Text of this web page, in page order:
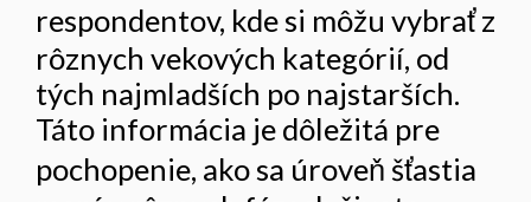
respondentov, kde si môžu vybrať z
rôznych vekových kategórií, od
tých najmladších po najstarších.
Táto informácia je dôležitá pre
pochopenie, ako sa úroveň šťastia